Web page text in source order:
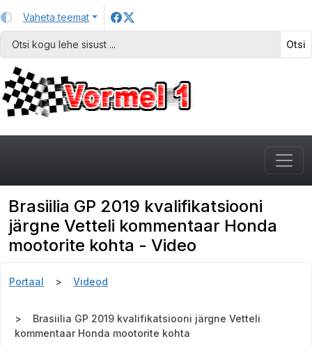
Vaheta teemat
Otsi
Brasiilia GP 2019 kvalifikatsiooni
järgne Vetteli kommentaar Honda
mootorite kohta - Video
Portaal Videod
Brasiilia GP 2019 kvalifikatsiooni järgne Vetteli
kommentaar Honda mootorite kohta